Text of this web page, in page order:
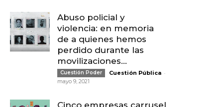
Abuso policial y
violencia: en memoria
de a quienes hemos
perdido durante las
movilizaciones...
Cuestión Poder Cuestión Pública -
mayo 9, 2021
Cinco empresas carrusel